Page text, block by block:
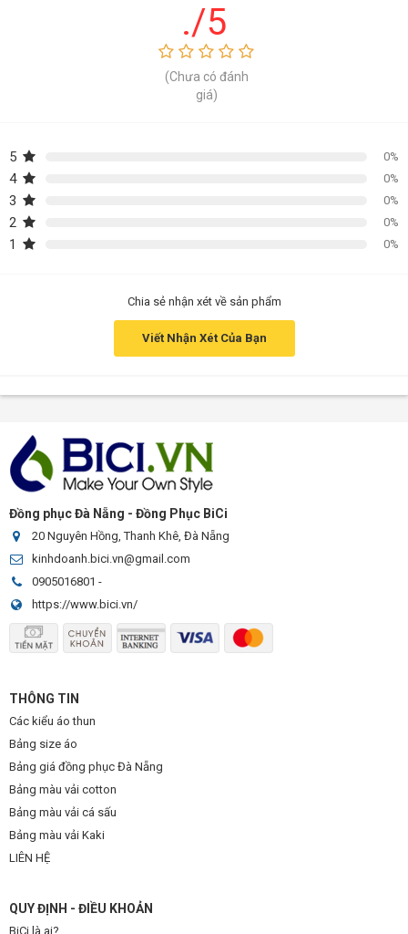
./5
(Chưa có đánh
giá)
5 0%
4 0%
3 0%
2 0%
1 0%
Chia sẻ nhận xét về sản phẩm
Viết Nhận Xét Của Bạn
Đồng phục Đà Nẵng - Đồng Phục BiCi
20 Nguyên Hồng, Thanh Khê, Đà Nẵng
kinhdoanh.bici.vn@gmail.com
0905016801 -
https://www.bici.vn/
THÔNG TIN
Các kiểu áo thun
Bảng size áo
Bảng giá đồng phục Đà Nẵng
Bảng màu vải cotton
Bảng màu vải cá sấu
Bảng màu vải Kaki
LIÊN HỆ
QUY ĐỊNH - ĐIỀU KHOẢN
BiCi là ai?